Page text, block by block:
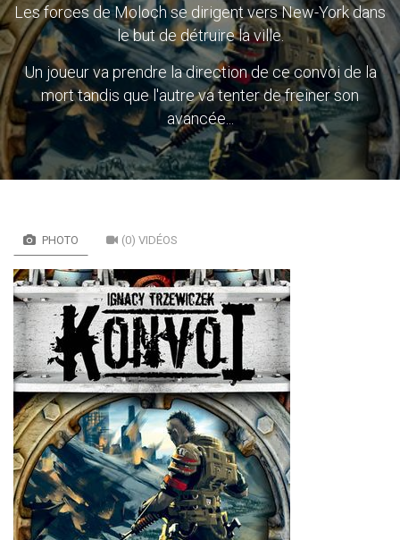
Les forces de Moloch se dirigent vers New-York dans
le but de détruire la ville.
Un joueur va prendre la direction de ce convoi de la
mort tandis que l'autre va tenter de freiner son
avancée...
PHOTO (0) VIDÉOS